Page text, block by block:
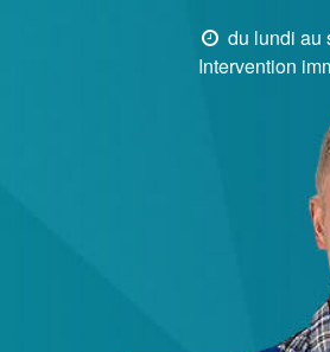
du lundi au
Intervention